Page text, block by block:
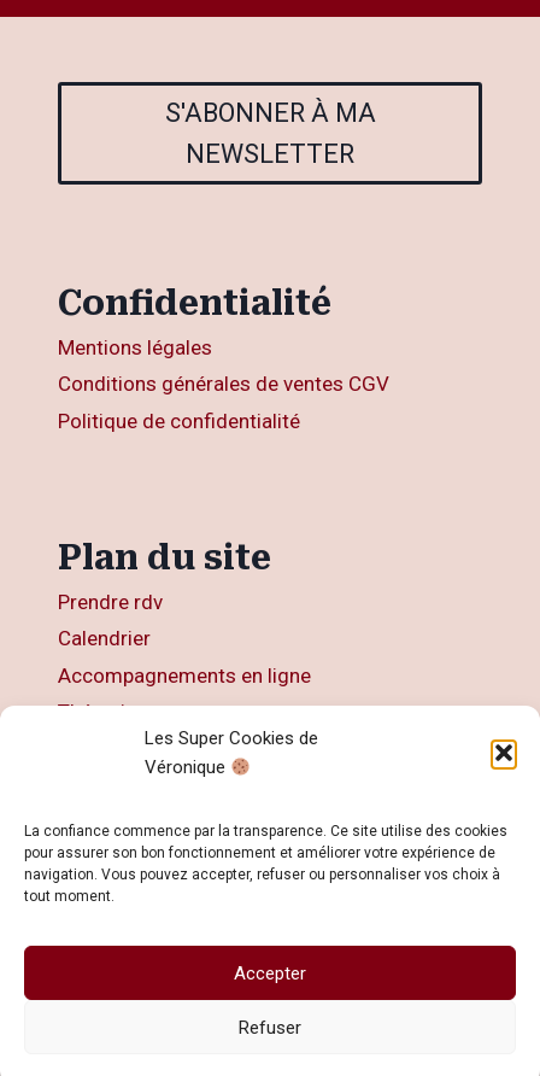
Les Super Cookies de
Véronique
La confiance commence par la transparence. Ce site utilise des cookies
pour assurer son bon fonctionnement et améliorer votre expérience de
navigation. Vous pouvez accepter, refuser ou personnaliser vos choix à
tout moment.
Accepter
Refuser
S'ABONNER À MA
NEWSLETTER
Confidentialité
Mentions légales
Conditions générales de ventes CGV
Politique de confidentialité
Plan du site
Prendre rdv
Calendrier
Accompagnements en ligne
Thérapies
Contact
© 2026 Veronique KOHN - Développé avec ♥